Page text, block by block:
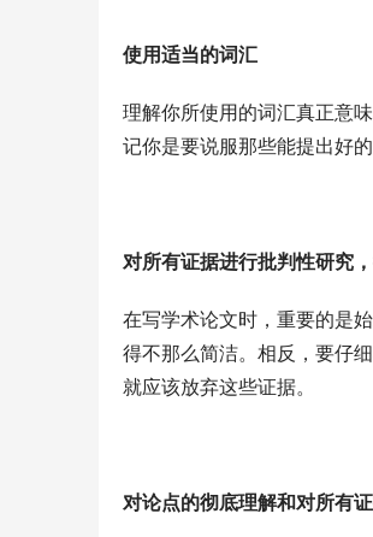
使用适当的词汇
理解你所使用的词汇真正意
记你是要说服那些能提出好
对所有证据进行批判性研究，
在写学术论文时，重要的是
得不那么简洁。相反，要仔
就应该放弃这些证据。
对论点的彻底理解和对所有证